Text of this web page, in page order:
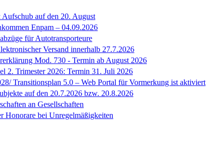
auf den 20. August
Enpam – 04.09.2026
für Autotransporteure
Versand innerhalb 27.7.2026
Mod. 730 - Termin ab August 2026
2. Trimester 2026: Termin 31. Juli 2026
Transitionsplan 5.0 – Web Portal für Vormerkung ist aktiviert
auf den 20.7.2026 bzw. 20.8.2026
an Gesellschaften
Honorare bei Unregelmäßigkeiten